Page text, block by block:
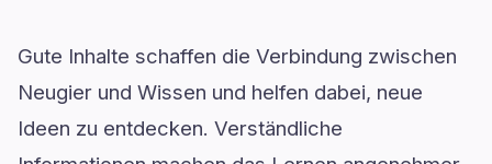
Gute Inhalte schaffen die Verbindung zwischen
Neugier und Wissen und helfen dabei, neue
Ideen zu entdecken. Verständliche